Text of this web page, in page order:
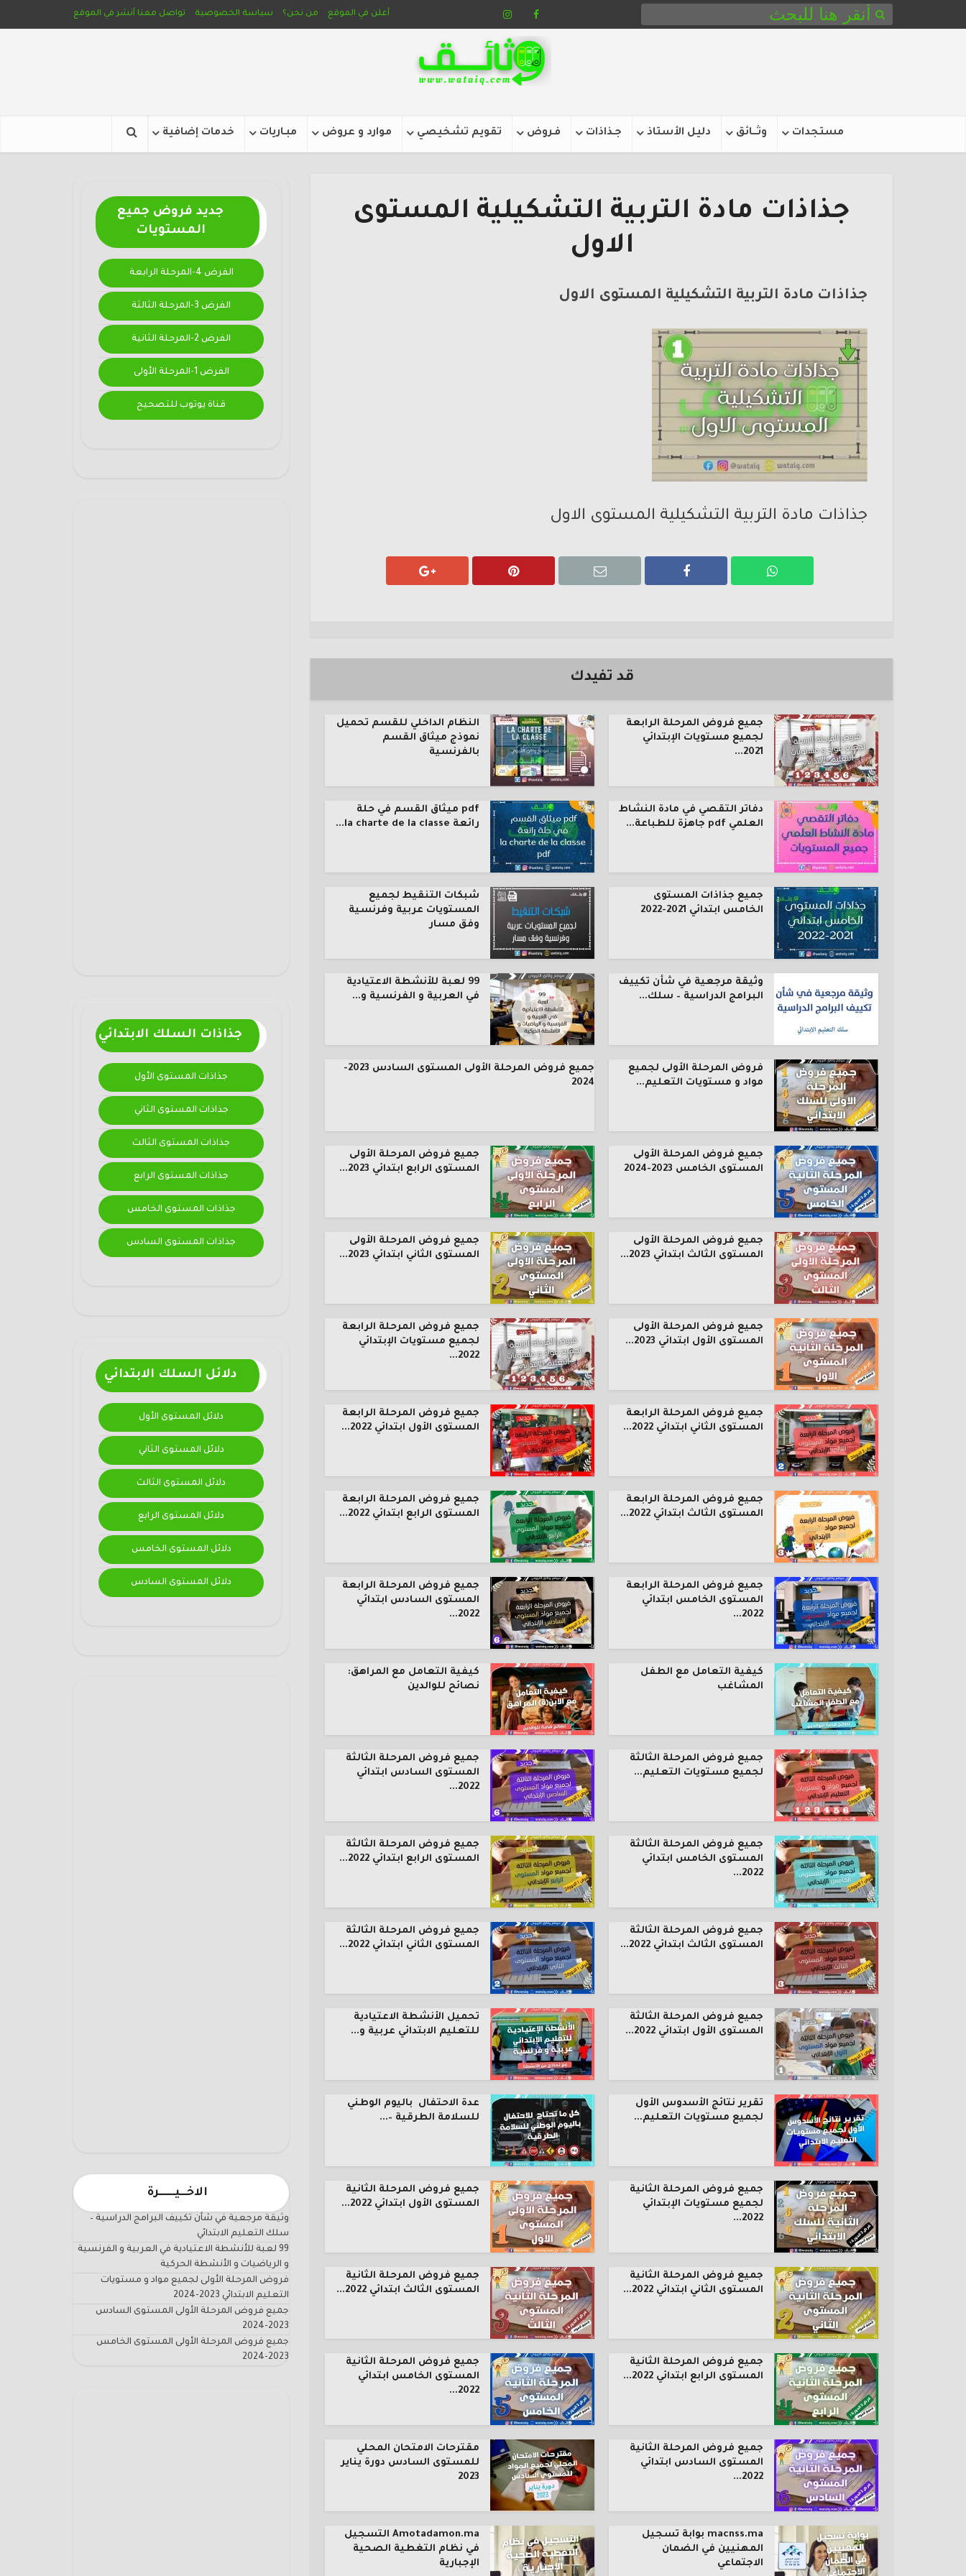
أعلن في الموقع من نحن؟ سياسة الخصوصية تواصل معنا أنشر في الموقع
مستجدات وثـــائق دليل الأستاذ جـذاذات فـروض تقويم تشخيصي موارد و عروض مبـاريات خدمات إضافية
جديد فروض جميع
المستويات
الفرض 4-المرحلة الرابعة
الفرض 3-المرحلة الثالثة
الفرض 2-المرحلة الثانية
الفرض 1-المرحلة الأولى
قناة يوتوب للتصحيح
جذاذات السلك الابتدائي
جذاذات المستوى الأول
جذاذات المستوى الثاني
جذاذات المستوى الثالث
جذاذات المستوى الرابع
جذاذات المستوى الخامس
جذاذات المستوى السادس
دلائل السلك الابتدائي
دلائل المستوى الأول
دلائل المستوى الثاني
دلائل المستوى الثالث
دلائل المستوى الرابع
دلائل المستوى الخامس
دلائل المستوى السادس
الاخـــيـــــــرة
وثيقة مرجعية في شأن تكييف البرامج الدراسية –
سلك التعليم الابتدائي
99 لعبة للأنشطة الاعتيادية في العربية و الفرنسية
و الرياضيات و الأنشطة الحركية
فروض المرحلة الأولى لجميع مواد و مستويات
التعليم الابتدائي 2023-2024
جميع فروض المرحلة الأولى المستوى السادس
2023-2024
جميع فروض المرحلة الأولى المستوى الخامس
2023-2024
جذاذات مادة التربية التشكيلية المستوى
الاول
جذاذات مادة التربية التشكيلية المستوى الاول
جذاذات مادة التربية التشكيلية المستوى الاول
قد تفيدك
جميع فروض المرحلة الرابعة
لجميع مستويات الإبتدائي
2021...
النظام الداخلي للقسم تحميل
نموذج ميثاق القسم
بالفرنسية
دفاتر التقصي في مادة النشاط
العلمي pdf جاهزة للطباعة...
pdf ميثاق القسم في حلة
رائعة la charte de la classe...
جميع جذاذات المستوى
الخامس ابتدائي 2021-2022
شبكات التنقيط لجميع
المستويات عربية وفرنسية
وفق مسار
وثيقة مرجعية في شأن تكييف
البرامج الدراسية – سلك...
99 لعبة للأنشطة الاعتيادية
في العربية و الفرنسية و...
فروض المرحلة الأولى لجميع
مواد و مستويات التعليم...
جميع فروض المرحلة الأولى المستوى السادس 2023-
2024
جميع فروض المرحلة الأولى
المستوى الخامس 2023-2024
جميع فروض المرحلة الأولى
المستوى الرابع ابتدائي 2023...
جميع فروض المرحلة الأولى
المستوى الثالث ابتدائي 2023...
جميع فروض المرحلة الأولى
المستوى الثاني ابتدائي 2023...
جميع فروض المرحلة الأولى
المستوى الأول ابتدائي 2023...
جميع فروض المرحلة الرابعة
لجميع مستويات الإبتدائي
2022...
جميع فروض المرحلة الرابعة
المستوى الثاني ابتدائي 2022...
جميع فروض المرحلة الرابعة
المستوى الأول ابتدائي 2022...
جميع فروض المرحلة الرابعة
المستوى الثالث ابتدائي 2022...
جميع فروض المرحلة الرابعة
المستوى الرابع ابتدائي 2022...
جميع فروض المرحلة الرابعة
المستوى الخامس ابتدائي
2022...
جميع فروض المرحلة الرابعة
المستوى السادس ابتدائي
2022...
كيفية التعامل مع الطفل
المشاغب
كيفية التعامل مع المراهق:
نصائح للوالدين
جميع فروض المرحلة الثالثة
لجميع مستويات التعليم...
جميع فروض المرحلة الثالثة
المستوى السادس ابتدائي
2022...
جميع فروض المرحلة الثالثة
المستوى الخامس ابتدائي
2022...
جميع فروض المرحلة الثالثة
المستوى الرابع ابتدائي 2022...
جميع فروض المرحلة الثالثة
المستوى الثالث ابتدائي 2022...
جميع فروض المرحلة الثالثة
المستوى الثاني ابتدائي 2022...
جميع فروض المرحلة الثالثة
المستوى الأول ابتدائي 2022...
تحميل الأنشطة الاعتيادية
للتعليم الابتدائي عربية و...
تقرير نتائج الأسدوس الأول
لجميع مستويات التعليم...
عدة الاحتفال باليوم الوطني
للسلامة الطرقية –...
جميع فروض المرحلة الثانية
لجميع مستويات الإبتدائي
2022...
جميع فروض المرحلة الثانية
المستوى الأول ابتدائي 2022...
جميع فروض المرحلة الثانية
المستوى الثاني ابتدائي 2022...
جميع فروض المرحلة الثانية
المستوى الثالث ابتدائي 2022...
جميع فروض المرحلة الثانية
المستوى الرابع ابتدائي 2022...
جميع فروض المرحلة الثانية
المستوى الخامس ابتدائي
2022...
جميع فروض المرحلة الثانية
المستوى السادس ابتدائي
2022...
مقترحات الامتحان المحلي
للمستوى السادس دورة يناير
2023
macnss.ma بوابة تسجيل
المهنيين في الضمان
الاجتماعي
Amotadamon.ma التسجيل
في نظام التغطية الصحية
الإجبارية